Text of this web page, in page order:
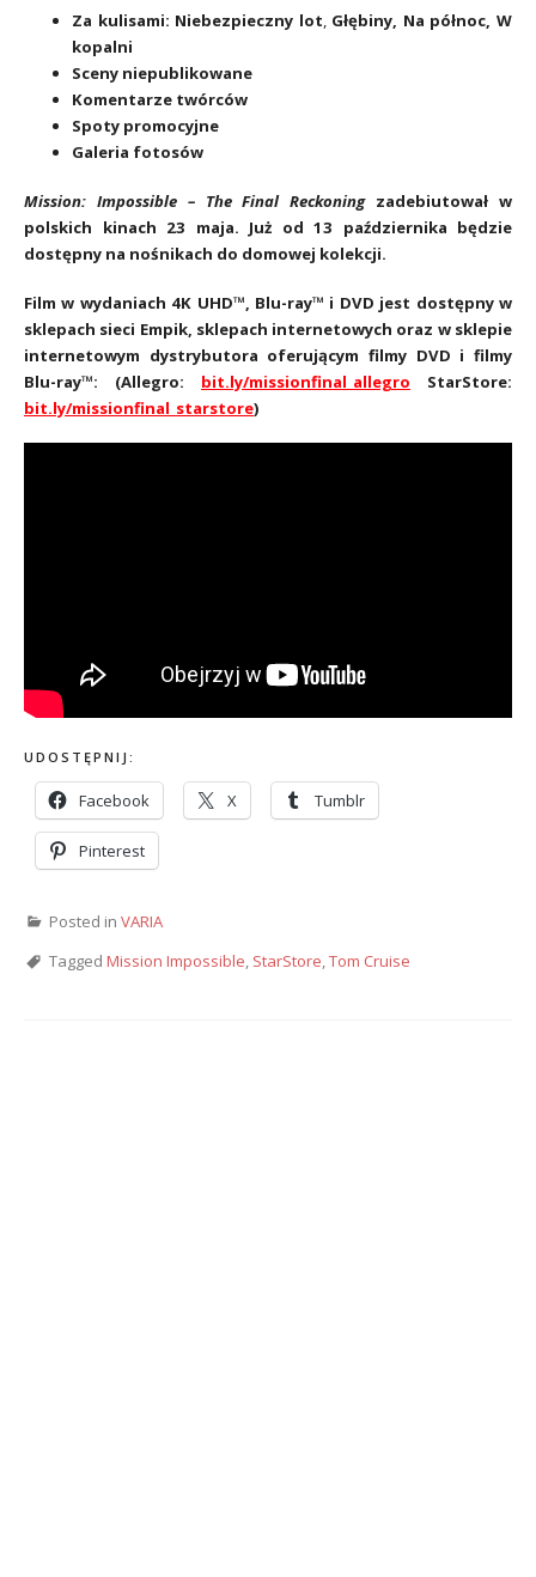
Za kulisami: Niebezpieczny lot, Głębiny, Na północ, W
kopalni
Sceny niepublikowane
Komentarze twórców
Spoty promocyjne
Galeria fotosów
Mission: Impossible – The Final Reckoningzadebiutował w
polskich kinach 23 maja. Już od 13 października będzie
dostępny na nośnikach do domowej kolekcji.
Film w wydaniach 4K UHD™, Blu-ray™ i DVD jest dostępny w
sklepach sieci Empik, sklepach internetowych oraz w sklepie
internetowym dystrybutora oferującym filmy DVD i filmy
Blu-ray™: (Allegro: bit.ly/missionfinal_allegro
StarStore:
bit.ly/missionfinal_starstore)
UDOSTĘPNIJ:
Facebook X Tumblr
Pinterest
Posted in VARIA
Tagged Mission Impossible, StarStore,Tom Cruise